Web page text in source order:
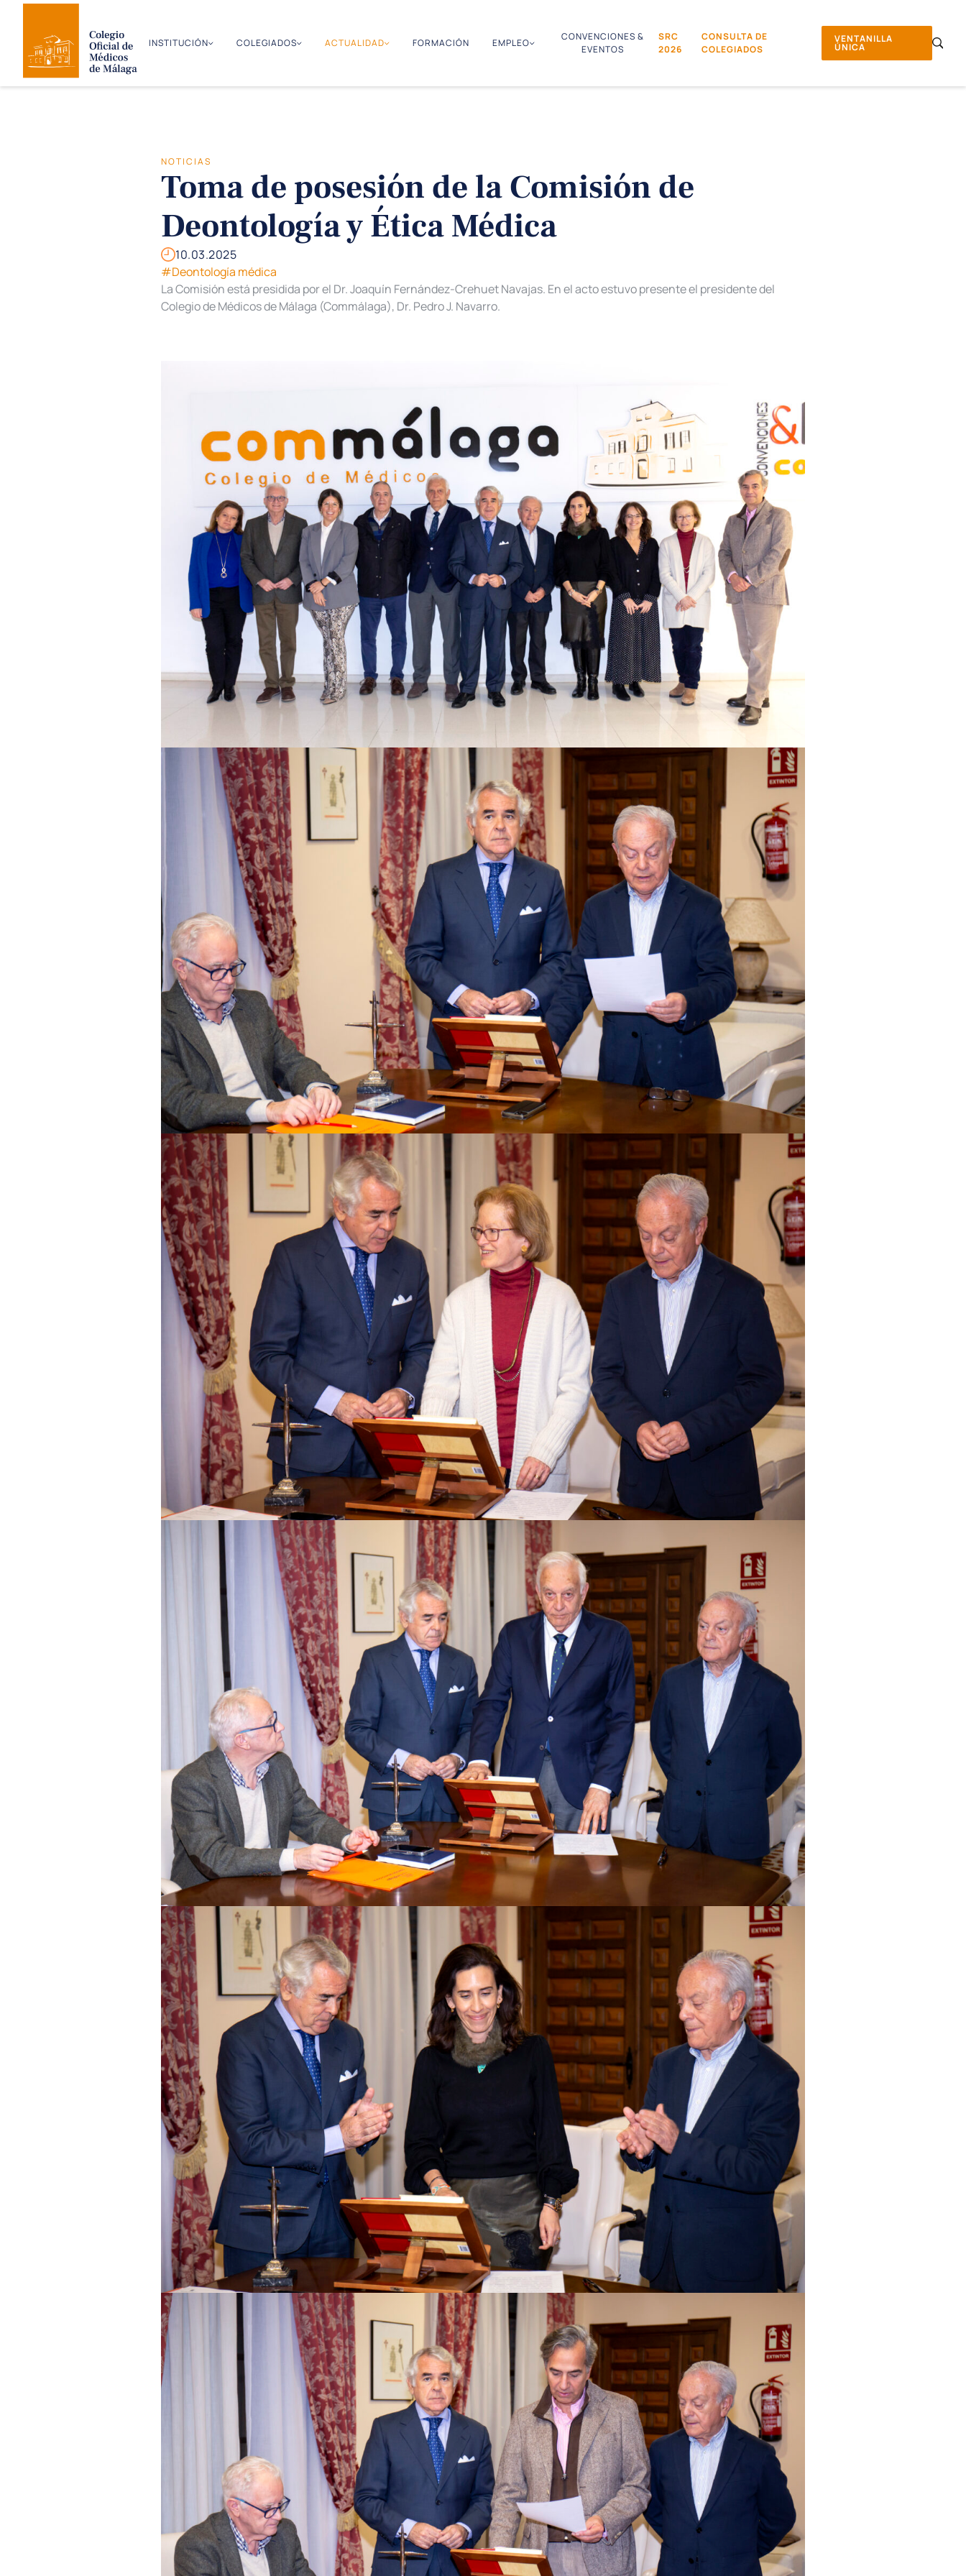
INSTITUCIÓN COLEGIADOS ACTUALIDAD FORMACIÓN EMPLEO
CONVENCIONES &
EVENTOS
SRC
2026
CONSULTA DE
COLEGIADOS
VENTANILLA
ÚNICA
NOTICIAS
Toma de posesión de la Comisión de
Deontología y Ética Médica
10.03.2025
#Deontología médica
La Comisión está presidida por el Dr. Joaquín Fernández-Crehuet Navajas. En el acto estuvo presente el presidente del
Colegio de Médicos de Málaga (Commálaga), Dr. Pedro J. Navarro.